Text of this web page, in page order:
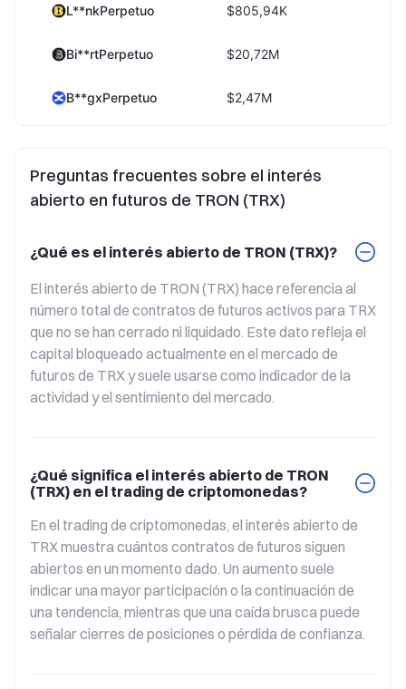
L**nkPerpetuo $805,94K
Bi**rtPerpetuo $20,72M
B**gxPerpetuo $2,47M
X**OMPerpetuo $4,81M
Preguntas frecuentes sobre el interés
abierto en futuros de TRON (TRX)
¿Qué es el interés abierto de TRON (TRX)?
El interés abierto de TRON (TRX) hace referencia al
número total de contratos de futuros activos para TRX
que no se han cerrado ni liquidado. Este dato refleja el
capital bloqueado actualmente en el mercado de
futuros de TRX y suele usarse como indicador de la
actividad y el sentimiento del mercado.
¿Qué significa el interés abierto de TRON
(TRX) en el trading de criptomonedas?
En el trading de criptomonedas, el interés abierto de
TRX muestra cuántos contratos de futuros siguen
abiertos en un momento dado. Un aumento suele
indicar una mayor participación o la continuación de
una tendencia, mientras que una caída brusca puede
señalar cierres de posiciones o pérdida de confianza.